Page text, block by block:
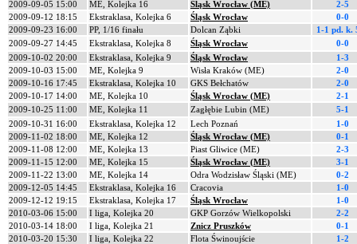
2009-09-05 15:00
ME, Kolejka 16 Śląsk Wrocław (ME)
2-5
2009-09-12 18:15
Ekstraklasa, Kolejka 6 Śląsk Wrocław
0-0
2009-09-23 16:00
PP, 1/16 finału Dolcan Ząbki 1-1 pd. k.
2009-09-27 14:45
Ekstraklasa, Kolejka 8 Śląsk Wrocław
0-0
2009-10-02 20:00
Ekstraklasa, Kolejka 9 Śląsk Wrocław
1-3
2009-10-03 15:00
ME, Kolejka 9 Wisła Kraków (ME)
2-0
2009-10-16 17:45
Ekstraklasa, Kolejka 10 GKS Bełchatów
2-0
2009-10-17 14:00
ME, Kolejka 10 Śląsk Wrocław (ME)
2-1
2009-10-25 11:00
ME, Kolejka 11 Zagłębie Lubin (ME)
5-1
2009-10-31 16:00
Ekstraklasa, Kolejka 12 Lech Poznań
1-0
2009-11-02 18:00
ME, Kolejka 12 Śląsk Wrocław (ME)
0-1
2009-11-08 12:00
ME, Kolejka 13 Piast Gliwice (ME)
2-3
2009-11-15 12:00
ME, Kolejka 15 Śląsk Wrocław (ME)
3-1
2009-11-22 13:00
ME, Kolejka 14 Odra Wodzisław Śląski (ME)
0-2
2009-12-05 14:45
Ekstraklasa, Kolejka 16 Cracovia
1-0
2009-12-12 19:15
Ekstraklasa, Kolejka 17 Śląsk Wrocław
1-0
2010-03-06 15:00
I liga, Kolejka 20 GKP Gorzów Wielkopolski
2-2
2010-03-14 18:00
I liga, Kolejka 21 Znicz Pruszków
0-1
2010-03-20 15:30
I liga, Kolejka 22 Flota Świnoujście
1-2